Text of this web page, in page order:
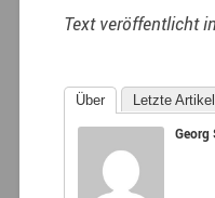
Text veröffentlicht
Über Letzte Artikel
Georg